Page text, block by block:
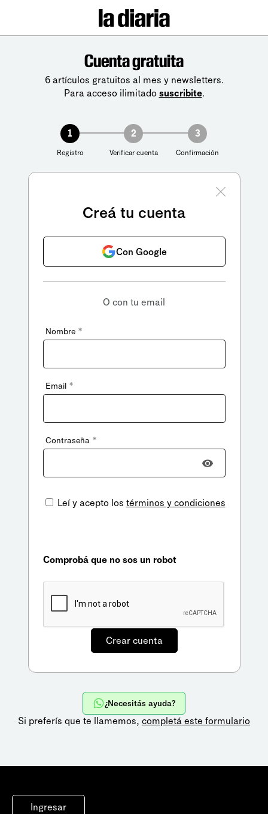
Cuenta gratuita
6 artículos gratuitos al mes y newsletters.
Para acceso ilimitado suscribite.
1
Registro
2
Verificar cuenta
3
Confirmación
Creá tu cuenta
Con Google
O con tu email
Nombre *
Email *
Contraseña *
Leí y acepto los términos y condiciones
Comprobá que no sos un robot
¿Necesitás ayuda?
Si preferís que te llamemos, completá este formulario
Ingresar